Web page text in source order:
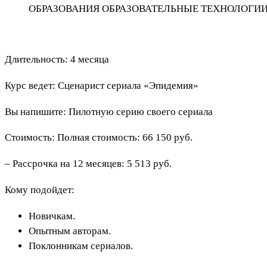
ОБРАЗОВАНИЯ ОБРАЗОВАТЕЛЬНЫЕ
Длительность: 4 месяца
Курс ведет: Сценарист сериала «Эпидемия»
Вы напишите: Пилотную серию своего сериала
Стоимость: Полная стоимость: 66 150 руб.
– Рассрочка на 12 месяцев: 5 513 руб.
Кому подойдет:
Новичкам.
Опытным авторам.
Поклонникам сериалов.